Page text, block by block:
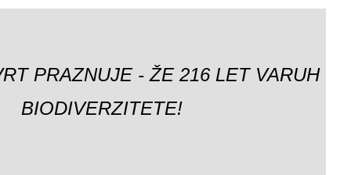
PRAZNUJE - ŽE 216 LET VARUH
BIODIVERZITETE!